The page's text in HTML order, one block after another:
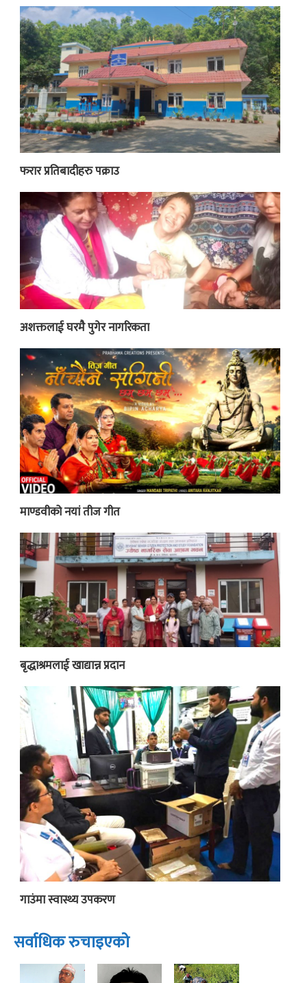
फरार प्रतिबादीहरु पक्राउ
अशक्तलाई घरमै पुगेर नागरिकता
माण्डवीको नयां तीज गीत
बृद्धाश्रमलाई खाद्यान्न प्रदान
गाउंमा स्वास्थ्य उपकरण
सर्वाधिक रुचाइएको